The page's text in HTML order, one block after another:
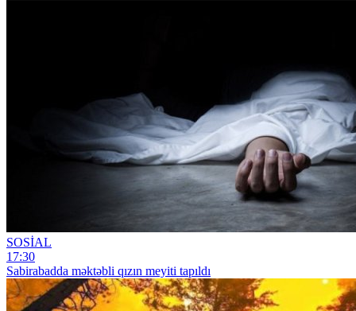
SOSİAL
17:30
Sabirabadda məktəbli qızın meyiti tapıldı